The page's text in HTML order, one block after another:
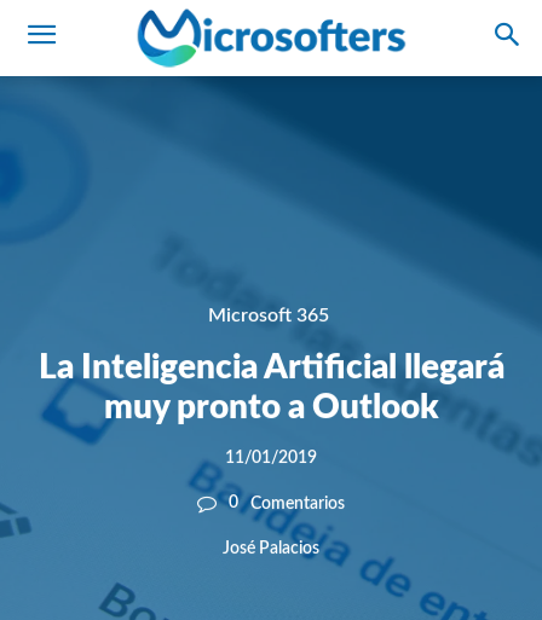
Microsoft 365
La Inteligencia Artificial llegará
muy pronto a Outlook
11/01/2019
0 Comentarios
José Palacios